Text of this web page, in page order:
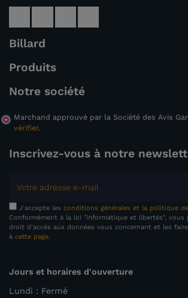
Billard
Produits
Notre société
Marchand approuvé par la Société des Avis
vérifier.
Inscrivez-vous à notre
J'accepte les conditions générales et la politique
Conformément à la loi "informatique et libertés", vous
droit d'accès aux données vous concernant et les
à cette page.
Jours et horaires d'ouverture
Lundi : Fermé